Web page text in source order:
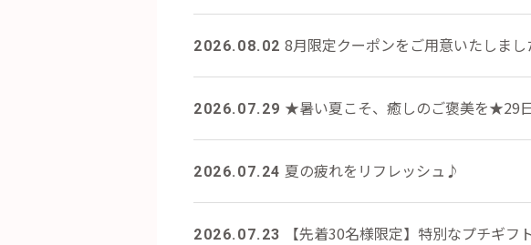
2026.08.02 8月限定クーポンをご用意いたしま
2026.07.29 ★暑い夏こそ、癒しのご褒美を★29
2026.07.24 夏の疲れをリフレッシュ♪
2026.07.23 【先着30名様限定】特別なプチギフ